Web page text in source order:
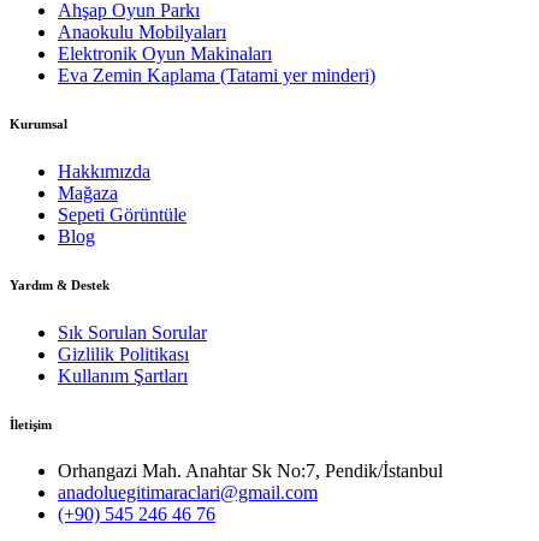
Ahşap Oyun Parkı
Anaokulu Mobilyaları
Elektronik Oyun Makinaları
Eva Zemin Kaplama (Tatami yer minderi)
Kurumsal
Hakkımızda
Mağaza
Sepeti Görüntüle
Blog
Yardım & Destek
Sık Sorulan Sorular
Gizlilik Politikası
Kullanım Şartları
İletişim
Orhangazi Mah. Anahtar Sk No:7, Pendik/İstanbul
anadoluegitimaraclari@gmail.com
(+90) 545 246 46 76